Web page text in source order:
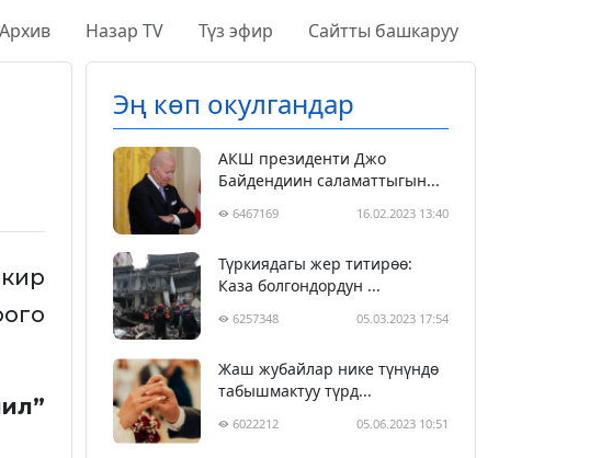
Архив Назар TV Түз эфир Сайтты башкаруу
Эң көп окулгандар
АКШ президенти Джо
Байдендиин саламаттыгын...
6467169 16.02.2023 13:40
Түркиядагы жер титирөө:
Каза болгондордун ...
6257348 05.03.2023 17:54
Жаш жубайлар нике түнүндө
табышмактуу түрд...
6022212 05.06.2023 10:51